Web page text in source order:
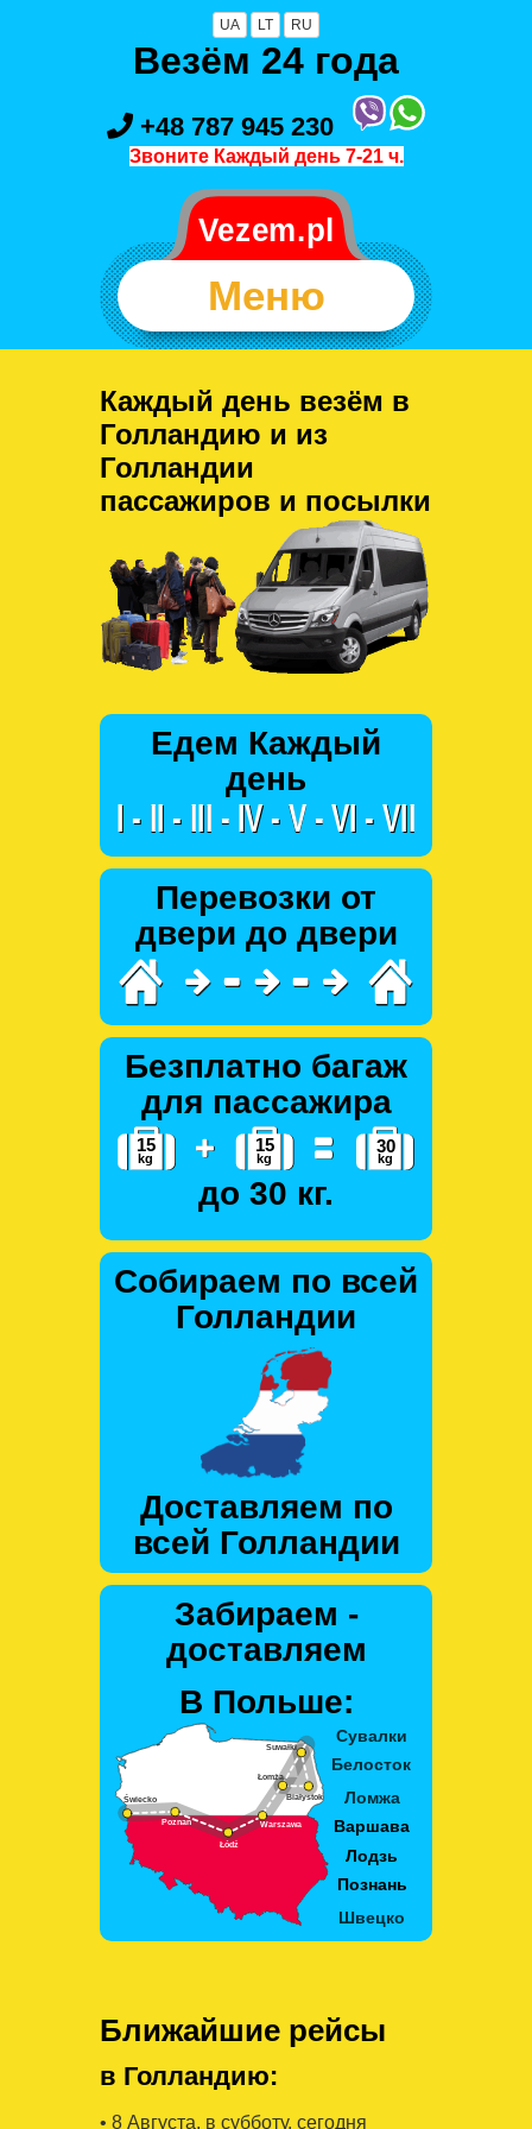
UA LT RU
Везём 24 года
+48 787 945 230
Звоните Каждый день 7-21 ч.
Меню
Каждый день везём в
Голландию и из
Голландии
пассажиров и посылки
Едем Каждый
день
Перевозки от
двери до двери
Безплатно багаж
для пассажира
до 30 кг.
Собираем по всей
Голландии
Доставляем по
всей Голландии
Забираем -
доставляем
В Польше:
Ближайшие рейсы
в Голландию:
• 8 Августa, в субботу, сегодня